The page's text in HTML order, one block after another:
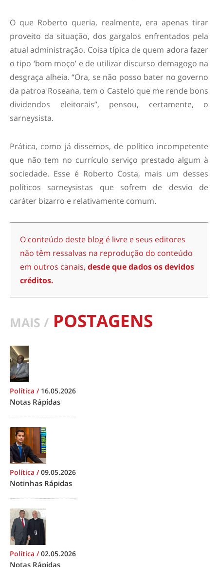
O que Roberto queria, realmente, era apenas tirar
proveito da situação, dos gargalos enfrentados pela
atual administração. Coisa típica de quem adora fazer
o tipo ‘bom moço’ e de utilizar discurso demagogo na
desgraça alheia. “Ora, se não posso bater no governo
da patroa Roseana, tem o Castelo que me rende bons
dividendos eleitorais”, pensou, certamente, o
sarneysista.
Prática, como já dissemos, de político incompetente
que não tem no currículo serviço prestado algum à
sociedade. Esse é Roberto Costa, mais um desses
políticos sarneysistas que sofrem de desvio de
caráter bizarro e relativamente comum.
O conteúdo deste blog é livre e seus editores
não têm ressalvas na reprodução do conteúdo
em outros canais, desde que dados os devidos
créditos.
MAIS / POSTAGENS
Política / 16.05.2026
Notas Rápidas
Política /09.05.2026
Notinhas Rápidas
Política /02.05.2026
Notas Rápidas